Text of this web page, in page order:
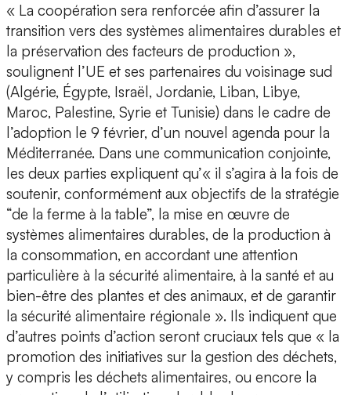
« La coopération sera renforcée afin d’assurer la
transition vers des systèmes alimentaires durables et
la préservation des facteurs de production »,
soulignent l’UE et ses partenaires du voisinage sud
(Algérie, Égypte, Israël, Jordanie, Liban, Libye,
Maroc, Palestine, Syrie et Tunisie) dans le cadre de
l’adoption le 9 février, d’un nouvel agenda pour la
Méditerranée. Dans une communication conjointe,
les deux parties expliquent qu’« il s’agira à la fois de
soutenir, conformément aux objectifs de la stratégie
“de la ferme à la table”, la mise en œuvre de
systèmes alimentaires durables, de la production à
la consommation, en accordant une attention
particulière à la sécurité alimentaire, à la santé et au
bien-être des plantes et des animaux, et de garantir
la sécurité alimentaire régionale ». Ils indiquent que
d’autres points d’action seront cruciaux tels que « la
promotion des initiatives sur la gestion des déchets,
y compris les déchets alimentaires, ou encore la